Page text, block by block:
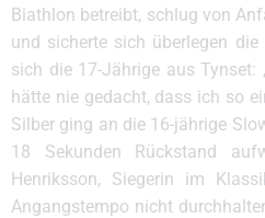
Biathlon betreibt, schlug von
und sicherte sich überlegen
sich die 17-Jährige aus Tynset:
hätte nie gedacht, dass ich so
Silber ging an die 16-jährige
18 Sekunden Rückstand
Henriksson, Siegerin im
Angangstempo nicht